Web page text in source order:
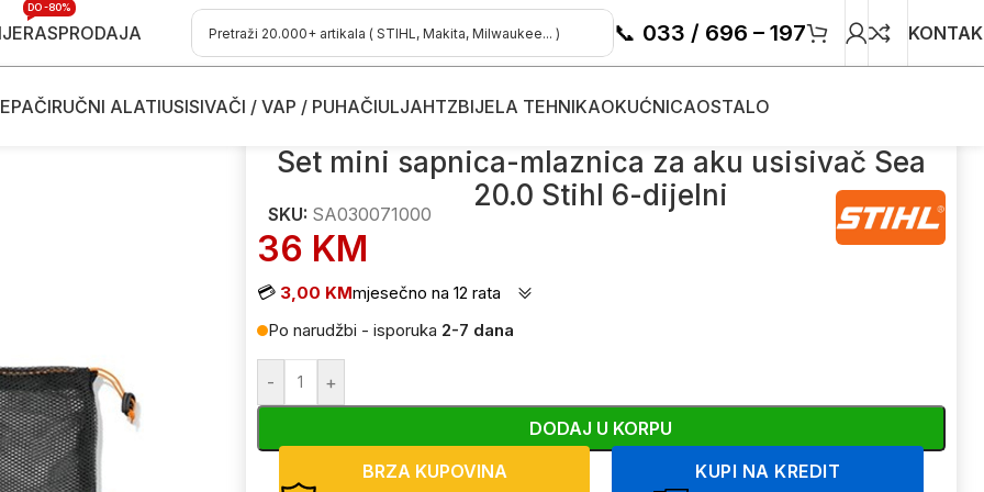
RASPRODAJA
DO -80%
📞 033 / 696 – 197
RUČNI ALATIUSISIVAČI / VAP / PUHAČIULJAHTZBIJELA TEHNIKAOKUĆNICAOSTALO
Set mini sapnica-mlaznica za aku usisivač Sea 20.0 Stihl 6-dijelni
Set mini sapnica-mlaznica za aku usisivač Sea
20.0 Stihl 6-dijelni
SKU: SA030071000
36 KM
💳 3,00 KMmjesečno na 12 rata
Po narudžbi - isporuka 2-7 dana
- +
DODAJ U KORPU
BRZA KUPOVINA
KUPI NA KREDIT